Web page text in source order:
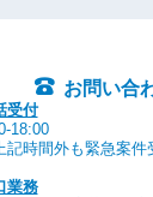
お問い合
受付
18:00
時間外も緊急案件
業務